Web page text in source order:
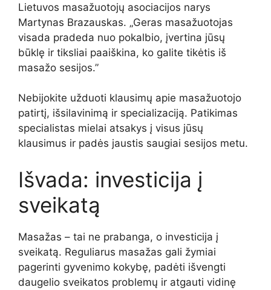
Lietuvos masažuotojų asociacijos narys
Martynas Brazauskas. „Geras masažuotojas
visada pradeda nuo pokalbio, įvertina jūsų
būklę ir tiksliai paaiškina, ko galite tikėtis iš
masažo sesijos.”
Nebijokite užduoti klausimų apie masažuotojo
patirtį, išsilavinimą ir specializaciją. Patikimas
specialistas mielai atsakys į visus jūsų
klausimus ir padės jaustis saugiai sesijos metu.
Išvada: investicija į
sveikatą
Masažas – tai ne prabanga, o investicija į
sveikatą. Reguliarus masažas gali žymiai
pagerinti gyvenimo kokybę, padėti išvengti
daugelio sveikatos problemų ir atgauti vidinę